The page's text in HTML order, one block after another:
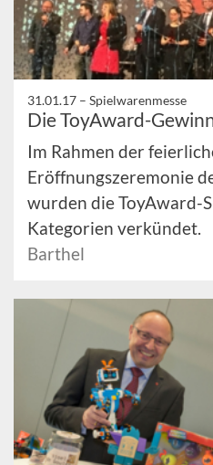
31.01.17 – Spielwarenmesse
Die ToyAward-
Im Rahmen der
Eröffnungszeremonie
wurden die ToyAward-
Kategorien verkündet.
Barthel